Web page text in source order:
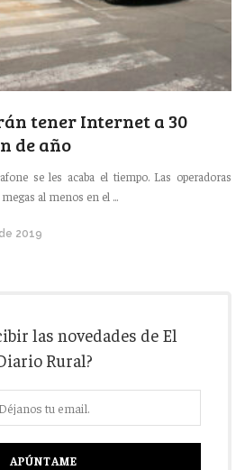
tener Internet a 30
de año
se les acaba el tiempo. Las operadoras
al menos en el ...
2019
las novedades de El
Rural?